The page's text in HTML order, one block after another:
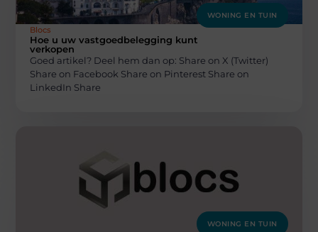
WONING EN TUIN
Blocs
Hoe u uw vastgoedbelegging kunt
verkopen
Goed artikel? Deel hem dan op: Share on X (Twitter)
Share on Facebook Share on Pinterest Share on
LinkedIn Share
WONING EN TUIN